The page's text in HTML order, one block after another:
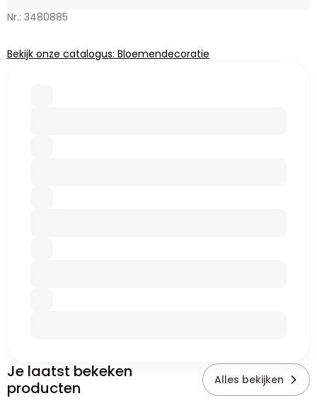
Nr.: 3480885
Bekijk onze catalogus: Bloemendecoratie
Je laatst bekeken
producten
Alles bekijken